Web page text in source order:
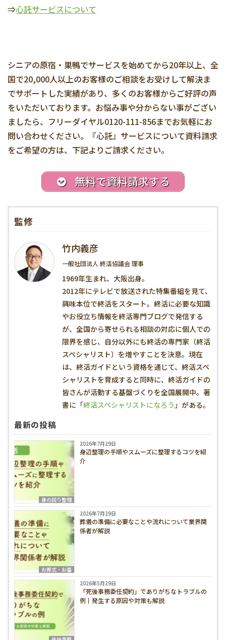
⇒心託サービスについて
シニアの原宿・巣鴨でサービスを始めてから20年以上、全
国で20,000人以上のお客様のご相談をお受けして解決ま
でサポートした実績があり、多くのお客様からご好評の声
をいただいております。お悩み事や分からない事がござい
ましたら、フリーダイヤル0120-111-856までお気軽にお
問い合わせください。『心託』サービスについて資料請求
をご希望の方は、下記よりご請求ください。
無料で資料請求する
監修
竹内義彦
一般社団法人 終活協議会 理事
1969年生まれ、大阪出身。
2012年にテレビで放送された特集番組を見て、
興味本位で終活をスタート。終活に必要な知識
やお役立ち情報を終活専門ブログで発信する
が、全国から寄せられる相談の対応に個人での
限界を感じ、自分以外にも終活の専門家（終活
スペシャリスト）を増やすことを決意。現在
は、終活ガイドという資格を通じて、終活スペ
シャリストを育成すると同時に、終活ガイドの
皆さんが活動する基盤づくりを全国展開中。著
書に「終活スペシャリストになろう」がある。
最新の投稿
身の回り整理
2026年7月29日
身辺整理の手順やスムーズに整理するコツを紹
介
お葬式・お墓
2026年7月29日
葬儀の準備に必要なことや流れについて業界関
係者が解説
2026年5月29日
「死後事務委任契約」でありがちなトラブルの
例丨発生する原因や対策も解説